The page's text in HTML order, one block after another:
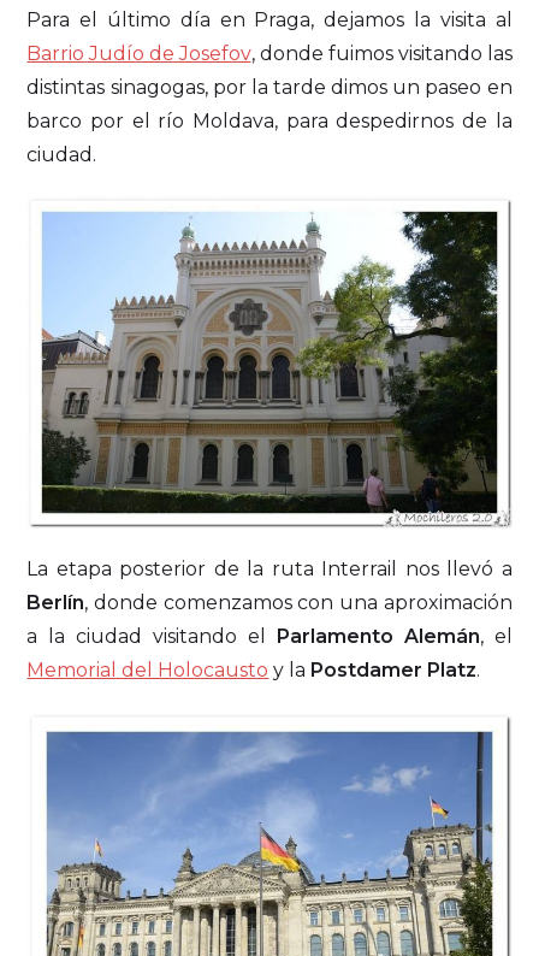
Para el último día en Praga, dejamos la visita al
Barrio Judío de Josefov, donde fuimos visitando las
distintas sinagogas, por la tarde dimos un paseo en
barco por el río Moldava, para despedirnos de la
ciudad.
La etapa posterior de la ruta Interrail nos llevó a
Berlín, donde comenzamos con una aproximación
a la ciudad visitando el Parlamento Alemán, el
Memorial del Holocausto y la Postdamer Platz.